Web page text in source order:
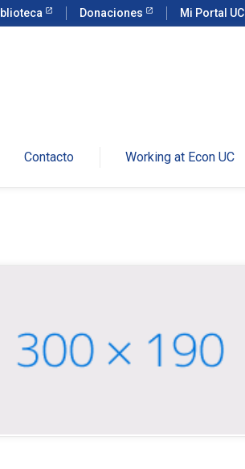
Donaciones Mi Portal UC
Contacto Working at Econ UC